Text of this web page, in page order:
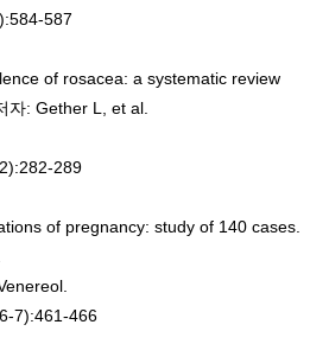
587
of rosacea: a systematic review
자: Gether L, et al.
289
of pregnancy: study of 140 cases.
7):461-466